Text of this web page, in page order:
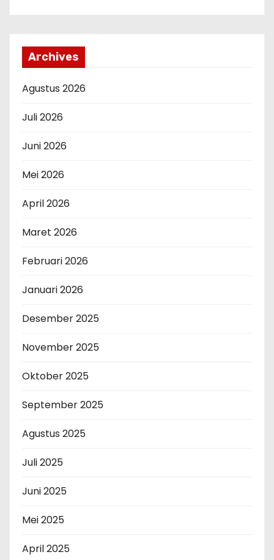
Archives
Agustus 2026
Juli 2026
Juni 2026
Mei 2026
April 2026
Maret 2026
Februari 2026
Januari 2026
Desember 2025
November 2025
Oktober 2025
September 2025
Agustus 2025
Juli 2025
Juni 2025
Mei 2025
April 2025